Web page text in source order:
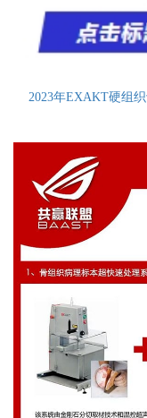
2023年EXAKT硬组